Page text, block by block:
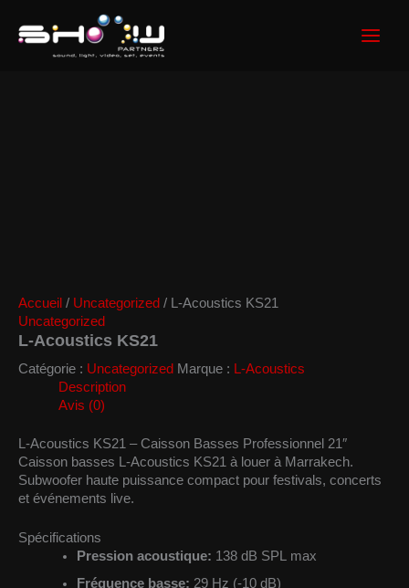
contenu
Accueil / Uncategorized / L-Acoustics KS21
Uncategorized
L-Acoustics KS21
Catégorie : Uncategorized Marque : L-Acoustics
Description
Avis (0)
L-Acoustics KS21 – Caisson Basses Professionnel 21″
Caisson basses L-Acoustics KS21 à louer à Marrakech.
Subwoofer haute puissance compact pour festivals, concerts
et événements live.
Spécifications
Pression acoustique: 138 dB SPL max
Fréquence basse: 29 Hz (-10 dB)